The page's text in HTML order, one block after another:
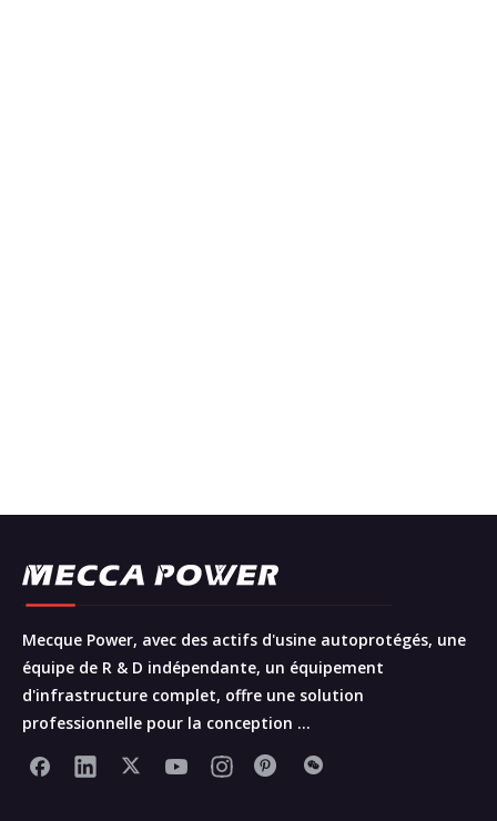
Mecque Power, avec des actifs d'usine autoprotégés, une
équipe de R & D indépendante, un équipement
d'infrastructure complet, offre une solution
professionnelle pour la conception ...